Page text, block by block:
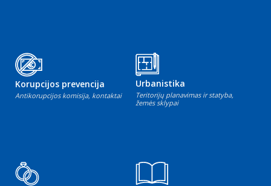
Korupcijos prevencija
Antikorupcijos komisija, kontaktai
Urbanistika
Teritorijų planavimas ir statyba,
žemės sklypai